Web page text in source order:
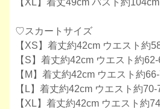
♡スカートサイズ
【XS】着丈約42cm ウエスト約
【S】着丈約42cm ウエスト約
【M】着丈約42cm ウエスト約
【L】着丈約42cm ウエスト約70-
【XL】着丈約42cm ウエスト約